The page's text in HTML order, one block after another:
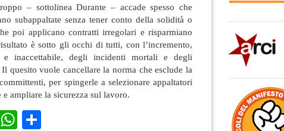
– sottolinea Durante – accade spesso che
subappaltate senza tener conto della solidità o
poi applicano contratti irregolari e risparmiano
è sotto gli occhi di tutti, con l’incremento,
e inaccettabile, degli incidenti mortali e degli
quesito vuole cancellare la norma che esclude la
per spingerle a selezionare appaltatori
e ampliare la sicurezza sul lavoro.
WhatsApp